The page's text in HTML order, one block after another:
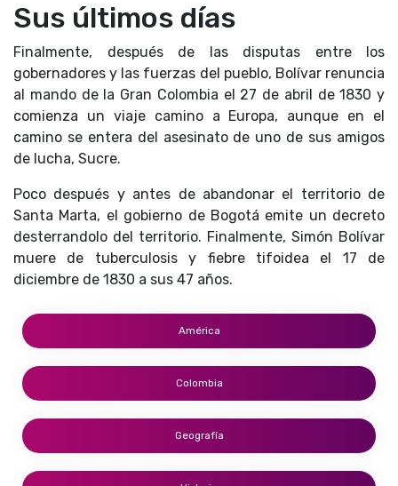
Sus últimos días
Finalmente, después de las disputas entre los
gobernadores y las fuerzas del pueblo, Bolívar renuncia
al mando de la Gran Colombia el 27 de abril de 1830 y
comienza un viaje camino a Europa, aunque en el
camino se entera del asesinato de uno de sus amigos
de lucha, Sucre.
Poco después y antes de abandonar el territorio de
Santa Marta, el gobierno de Bogotá emite un decreto
desterrandolo del territorio. Finalmente, Simón Bolívar
muere de tuberculosis y fiebre tifoidea el 17 de
diciembre de 1830 a sus 47 años.
América
Colombia
Geografía